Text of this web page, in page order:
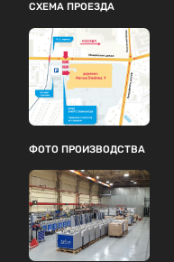
СХЕМА ПРОЕЗДА
ФОТО ПРОИЗВОДСТВА